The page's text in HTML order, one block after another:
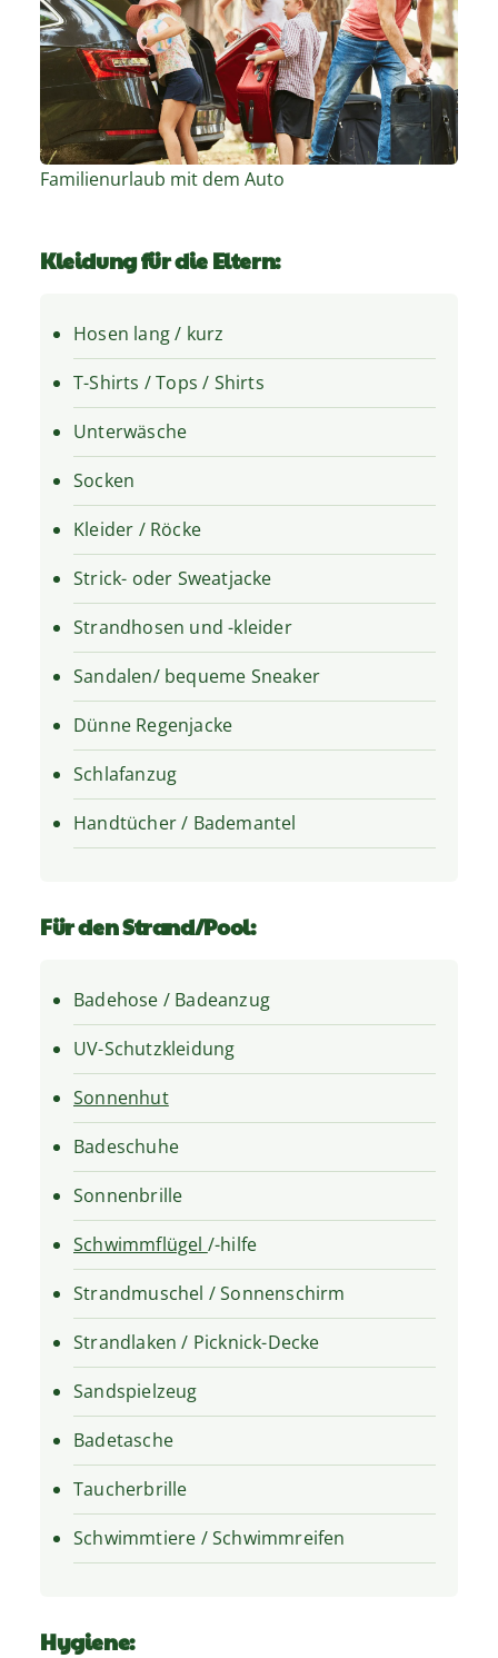
Familienurlaub mit dem Auto
Kleidung für die Eltern:
Hosen lang / kurz
T-Shirts / Tops / Shirts
Unterwäsche
Socken
Kleider / Röcke
Strick- oder Sweatjacke
Strandhosen und -kleider
Sandalen/ bequeme Sneaker
Dünne Regenjacke
Schlafanzug
Handtücher / Bademantel
Für den Strand/Pool:
Badehose / Badeanzug
UV-Schutzkleidung
Sonnenhut
Badeschuhe
Sonnenbrille
Schwimmflügel /-hilfe
Strandmuschel / Sonnenschirm
Strandlaken / Picknick-Decke
Sandspielzeug
Badetasche
Taucherbrille
Schwimmtiere / Schwimmreifen
Hygiene: